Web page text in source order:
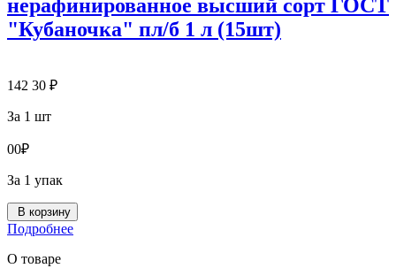
нерафинированное высший сорт ГОСТ
"Кубаночка" пл/б 1 л (15шт)
142 30 ₽
За 1 шт
00₽
За 1 упак
В корзину
Подробнее
О товаре